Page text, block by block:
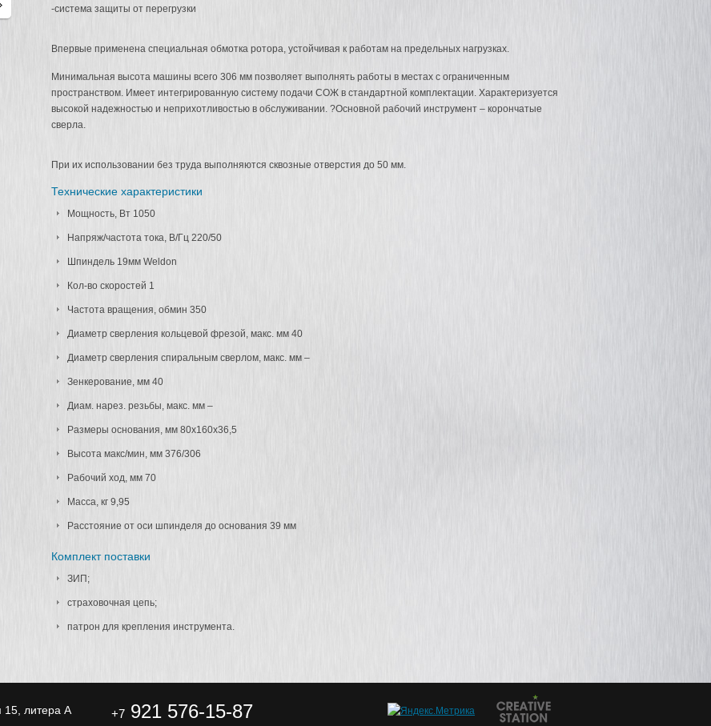
-1000 (CML-1000)
-2000 (CML-2000)
Магнитный грузозахват PML -300
(CML-300)
-система защиты от перегрузки
Впервые применена специальная обмотка ротора, устойчивая к работам на предельных нагрузках.
Минимальная высота машины всего 306 мм позволяет выполнять работы в местах с ограниченным
пространством. Имеет интегрированную систему подачи СОЖ в стандартной комплектации. Характеризуется
высокой надежностью и неприхотливостью в обслуживании. ?Основной рабочий инструмент – корончатые
сверла.
При их использовании без труда выполняются сквозные отверстия до 50 мм.
Технические характеристики
Мощность, Вт 1050
Напряж/частота тока, В/Гц 220/50
Шпиндель 19мм Weldon
Кол-во скоростей 1
Частота вращения, обмин 350
Диаметр сверления кольцевой фрезой, макс. мм 40
Диаметр сверления спиральным сверлом, макс. мм –
Зенкерование, мм 40
Диам. нарез. резьбы, макс. мм –
Размеры основания, мм 80х160х36,5
Высота макс/мин, мм 376/306
Рабочий ход, мм 70
Масса, кг 9,95
Расстояние от оси шпинделя до основания 39 мм
Комплект поставки
ЗИП;
страховочная цепь;
патрон для крепления инструмента.
15, литера А +7 921 576-15-87